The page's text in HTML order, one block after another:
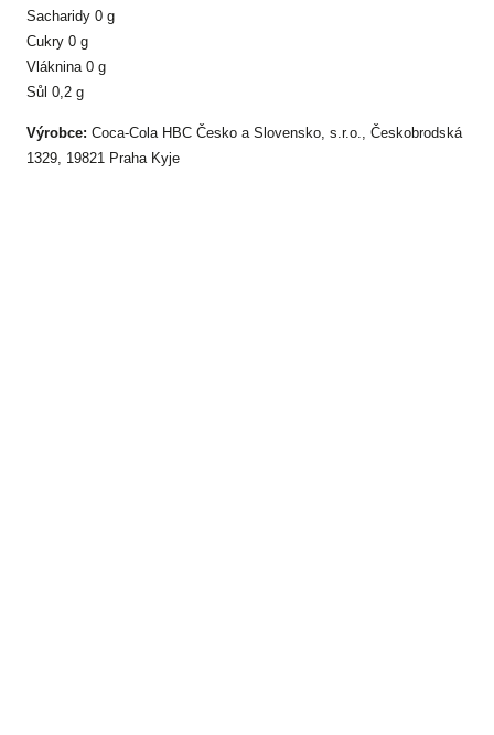
Sacharidy 0 g
Cukry 0 g
Vláknina 0 g
Sůl 0,2 g
Výrobce: Coca-Cola HBC Česko a Slovensko, s.r.o., Českobrodská
1329, 19821 Praha Kyje